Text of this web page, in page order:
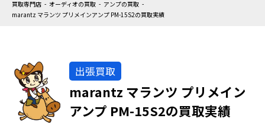
買取専門店 オーディオの買取
アンプの買取
marantz マランツ プリメインアンプ PM-15S2の買取実績
出張買取
marantz マランツ プリメイン
アンプ PM-15S2の買取実績